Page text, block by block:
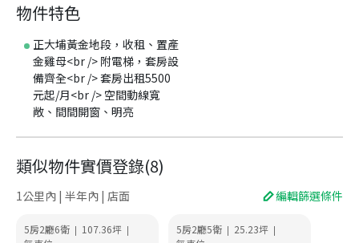
物件特色
正大埔黃金地段，收租、置產
金雞母<br /> 附電梯，套房設
備齊全<br /> 套房出租5500
元起/月<br /> 空間動線寬
敞、間間開窗、明亮
類似物件實價登錄(8)
1公里內 | 半年內 | 店面 編輯篩選條件
5房2廳6衛 | 107.36坪 | 5房2廳5衛 | 25.23坪 |